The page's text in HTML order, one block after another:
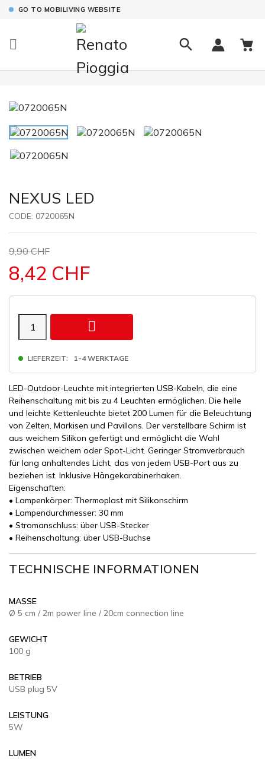
GO TO MOBILIVING WEBSITE

NEXUS LED
CODE: 0720065N
9,90 CHF
8,42 CHF

LIEFERZEIT: 1-4 WERKTAGE
LED-Outdoor-Leuchte mit integrierten USB-Kabeln, die eine
Reihenschaltung mit bis zu 4 Leuchten ermöglichen. Die helle
und leichte Kettenleuchte bietet 200 Lumen für die Beleuchtung
von Zelten, Markisen und Pavillons. Der verstellbare Schirm ist
aus weichem Silikon gefertigt und ermöglicht die Wahl
zwischen weichem oder Spot-Licht. Geringer Stromverbrauch
für lang anhaltendes Licht, das von jedem USB-Port aus zu
beziehen ist. Inklusive Hängekarabinerhaken.
Eigenschaften:
• Lampenkörper: Thermoplast mit Silikonschirm
• Lampendurchmesser: 30 mm
• Stromanschluss: über USB-Stecker
• Reihenschaltung: über USB-Buchse
TECHNISCHE INFORMATIONEN
MASSE
Ø 5 cm / 2m power line / 20cm connection line
GEWICHT
100 g
BETRIEB
USB plug 5V
LEISTUNG
5W
LUMEN